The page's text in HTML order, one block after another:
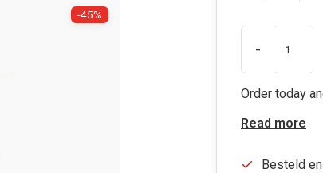
-45%
-
Order today
Read more
Besteld